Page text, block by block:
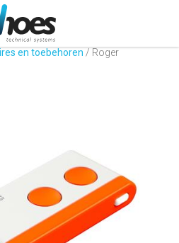
en toebehoren / Roger